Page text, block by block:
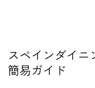
スペインダイ
簡易ガイド